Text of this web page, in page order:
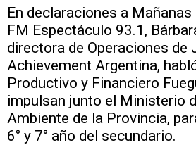
En declaraciones a
FM Espectáculo 93.1,
directora de Operaciones de
Achievement Argentina,
Productivo y Financiero
impulsan junto el Ministerio
Ambiente de la Provincia,
6° y 7° año del secundario.